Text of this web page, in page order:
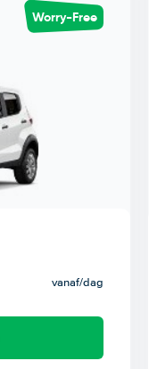
Worry-Free
vanaf/dag